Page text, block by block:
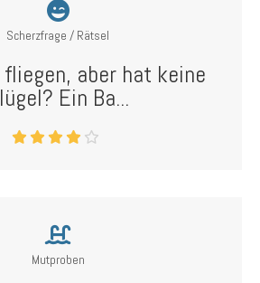
Scherzfrage / Rätsel
aber hat keine
Ein Ba...
Mutproben